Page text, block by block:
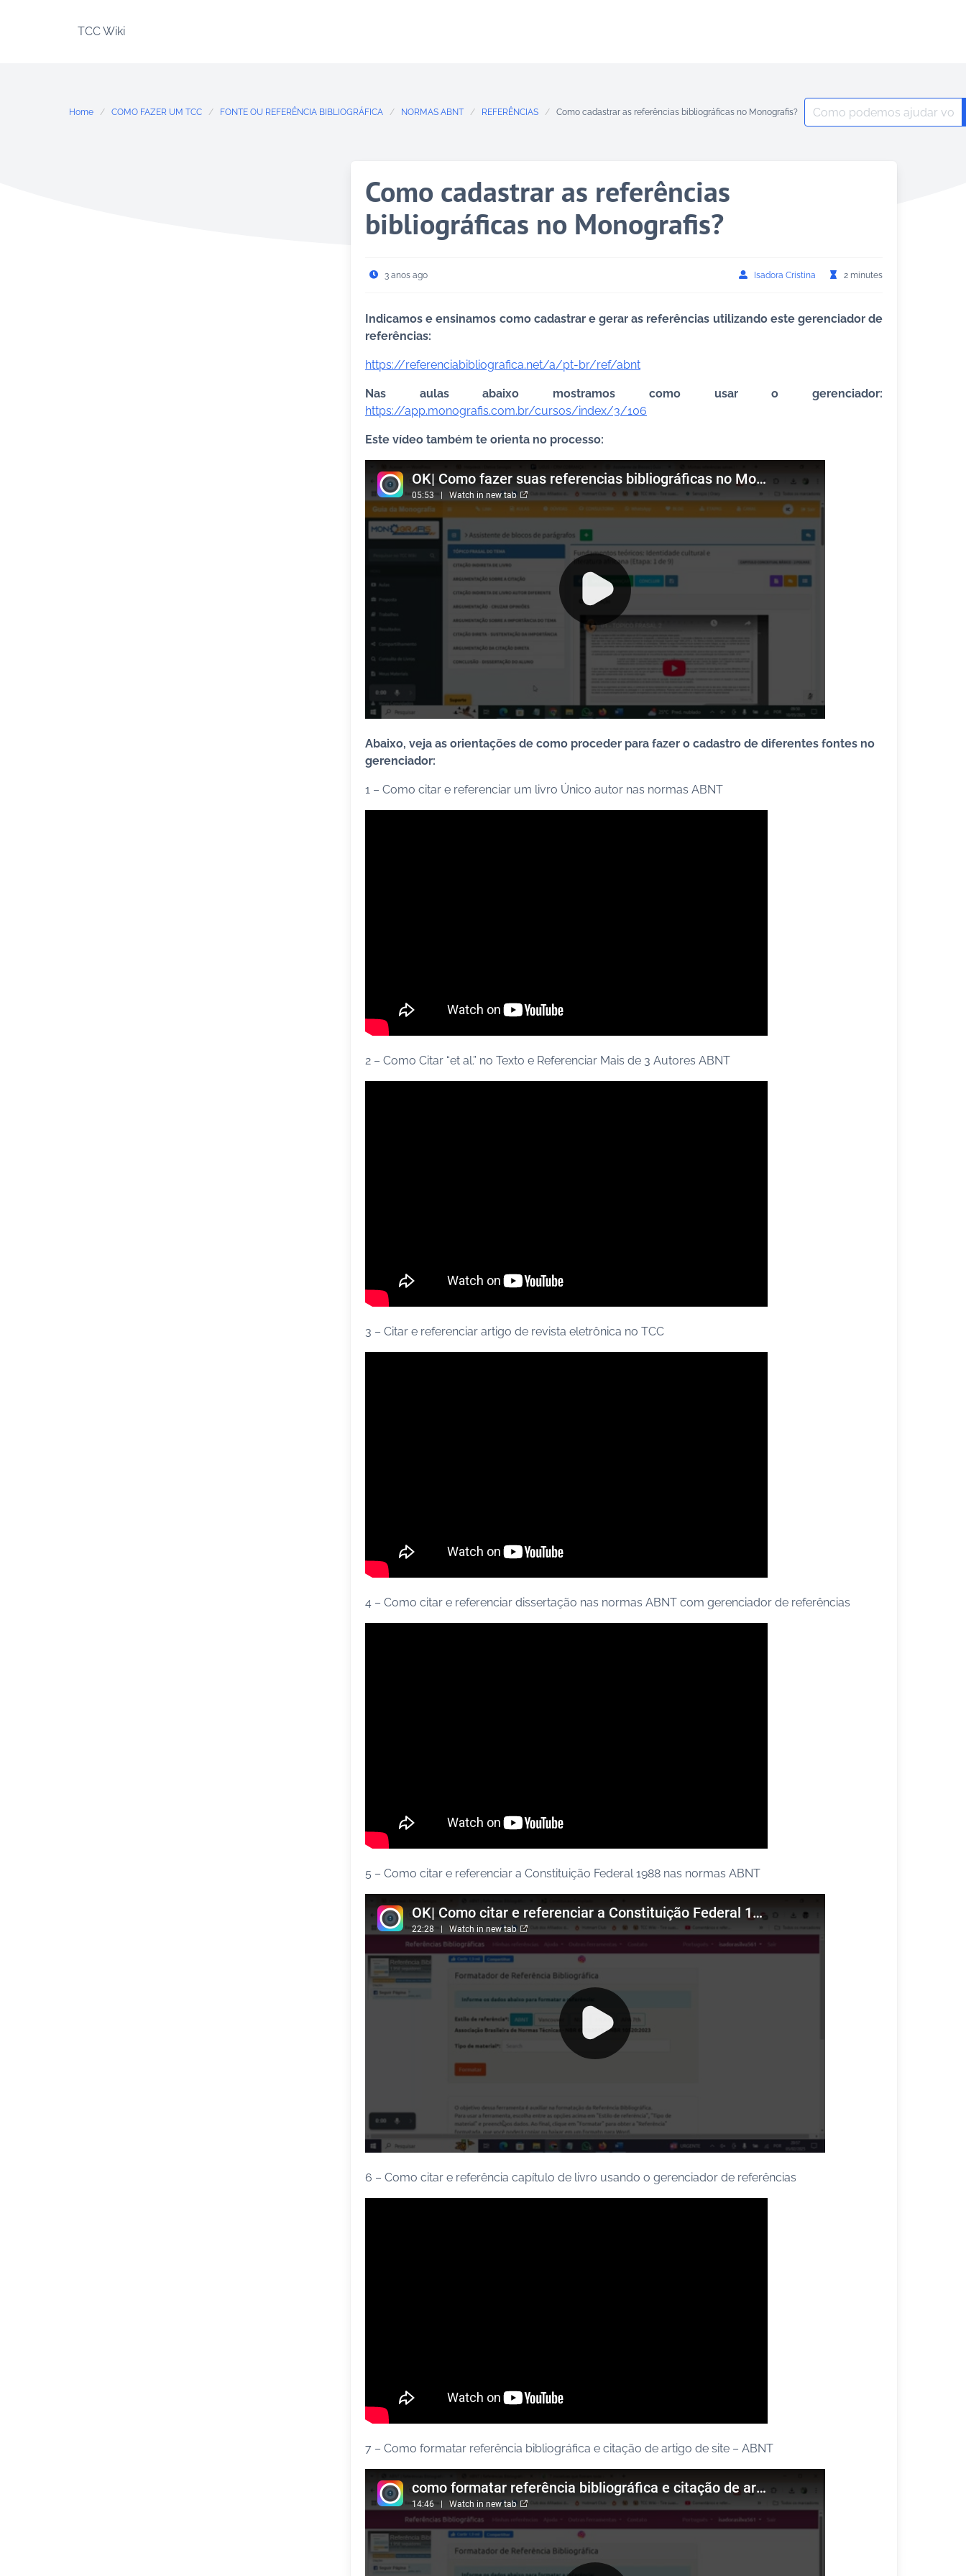
TCC Wiki
Home COMO FAZER UM TCC FONTE OU REFERÊNCIA BIBLIOGRÁFICA NORMAS ABNT REFERÊNCIAS Como cadastrar as referências bibliográficas no Monografis?
Search
for:
Como cadastrar as referências
bibliográficas no Monografis?
3 anos ago Isadora Cristina 2 minutes
Indicamos e ensinamos como cadastrar e gerar as referências utilizando este gerenciador de
referências:
https://referenciabibliografica.net/a/pt-br/ref/abnt
Nas aulas abaixo mostramos como usar o gerenciador:
https://app.monografis.com.br/cursos/index/3/106
Este vídeo também te orienta no processo:
Abaixo, veja as orientações de como proceder para fazer o cadastro de diferentes fontes no
gerenciador:
1 – Como citar e referenciar um livro Único autor nas normas ABNT
2 – Como Citar “et al.” no Texto e Referenciar Mais de 3 Autores ABNT
3 – Citar e referenciar artigo de revista eletrônica no TCC
4 – Como citar e referenciar dissertação nas normas ABNT com gerenciador de referências
5 – Como citar e referenciar a Constituição Federal 1988 nas normas ABNT
6 – Como citar e referência capítulo de livro usando o gerenciador de referências
7 – Como formatar referência bibliográfica e citação de artigo de site – ABNT